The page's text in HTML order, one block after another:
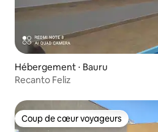
Hébergement ⋅ Bauru
Recanto Feliz
Coup de cœur voyageurs
Coup de cœur voyageurs